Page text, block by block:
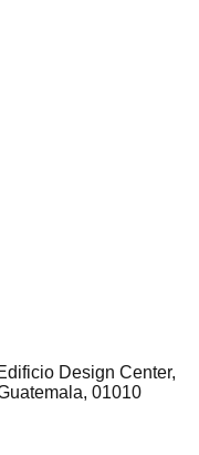
Design Center,
01010